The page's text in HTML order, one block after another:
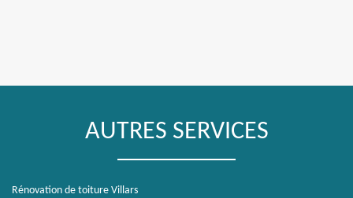
AUTRES SERVICES
Rénovation de toiture Villars